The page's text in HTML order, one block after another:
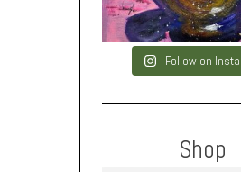
Follow on
Shop